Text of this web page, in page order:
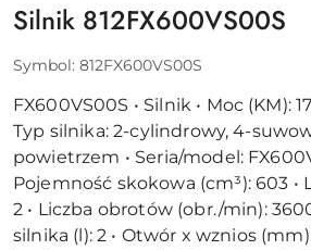
Silnik 812FX600VS00S
Symbol: 812FX600VS00S
FX600VS00S • Silnik • Moc (KM):
Typ silnika: 2-cylindrowy, 4-
powietrzem • Seria/model:
Pojemność skokowa (cm³): 603 •
2 • Liczba obrotów (obr./min):
silnika (l): 2 • Otwór x wznios